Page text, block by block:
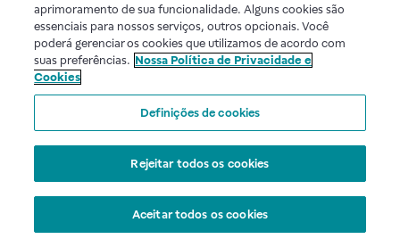
aprimoramento de sua funcionalidade. Alguns cookies são
essenciais para nossos serviços, outros opcionais. Você
poderá gerenciar os cookies que utilizamos de acordo com
suas preferências. Nossa Política de Privacidade e
Cookies
Definições de cookies
Rejeitar todos os cookies
Aceitar todos os cookies